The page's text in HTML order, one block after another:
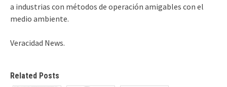
a industrias con métodos de operación amigables con el
medio ambiente.
Veracidad News.
Related Posts